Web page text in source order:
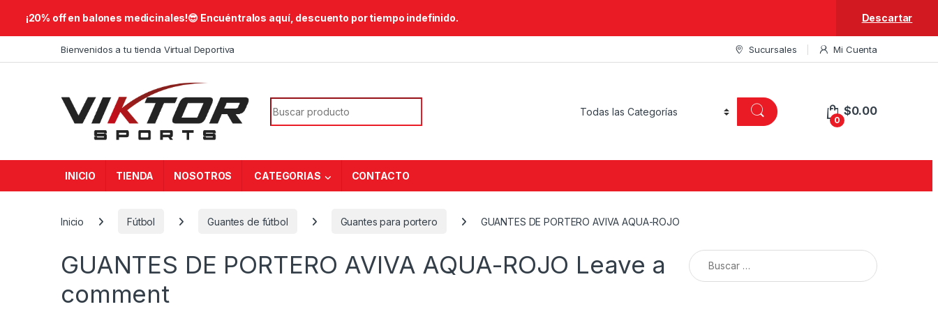
​¡20% off en balones medicinales!😎​ Encuéntralos aquí, descuento por tiempo indefinido. Descartar
Bienvenidos a tu tienda Virtual Deportiva Sucursales Mi Cuenta
Search for:
0
$0.00
INICIO TIENDA NOSOTROS CATEGORIAS CONTACTO
Inicio Fútbol Guantes de fútbol Guantes para portero GUANTES DE PORTERO AVIVA AQUA-ROJO
GUANTES DE PORTERO AVIVA AQUA-ROJO Leave a
comment
Buscar: